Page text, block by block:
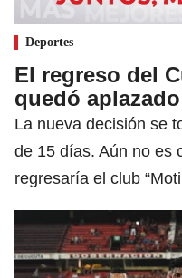
Deportes
El regreso del
quedó aplazado
La nueva decisión se
de 15 días. Aún no es
regresaría el club